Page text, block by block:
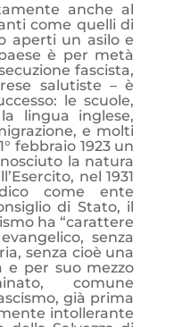
anche al
come quelli di
aperti un asilo e
è per metà
fascista,
salutiste – è
le scuole,
lingua inglese,
e molti
febbraio 1923 un
la natura
nel 1931
come ente
di Stato, il
ha “carattere
senza
senza cioè una
e per suo mezzo
comune
già prima
intollerante